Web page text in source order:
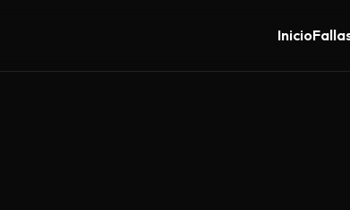
Inicio